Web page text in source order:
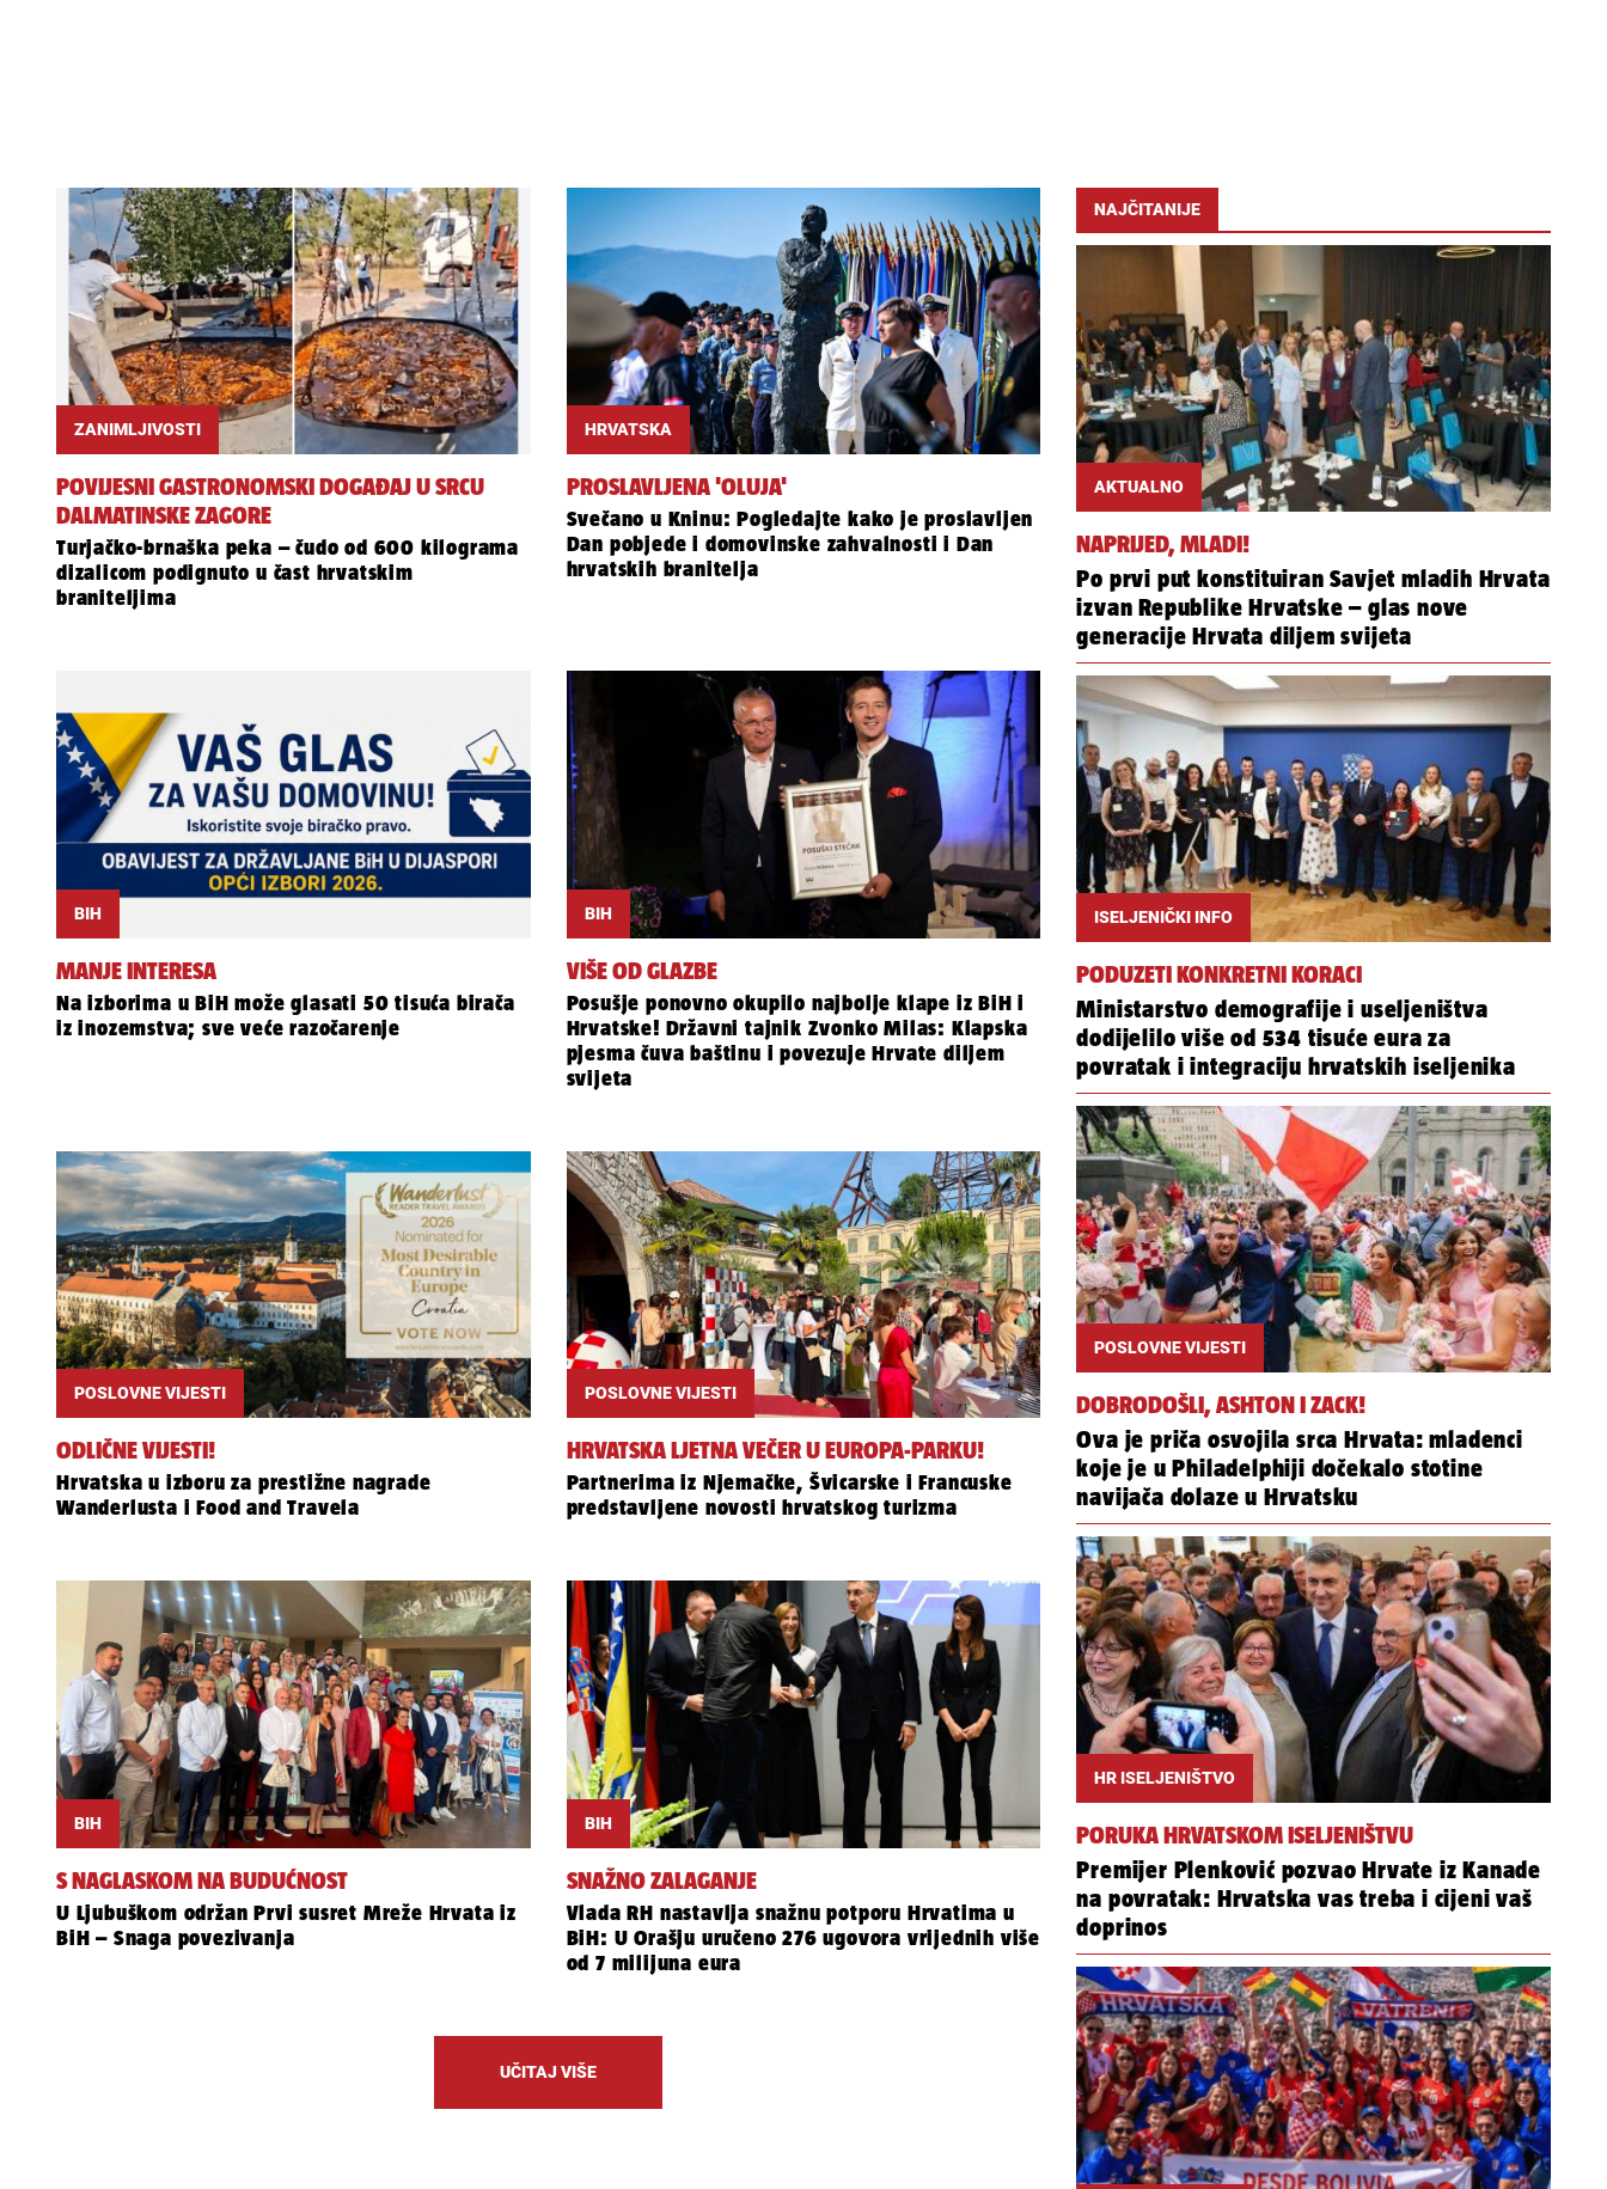
ZANIMLJIVOSTI
POVIJESNI GASTRONOMSKI DOGAĐAJ U SRCU
DALMATINSKE ZAGORE
Turjačko-brnaška peka – čudo od 600 kilograma
dizalicom podignuto u čast hrvatskim
braniteljima
HRVATSKA
PROSLAVLJENA 'OLUJA'
Svečano u Kninu: Pogledajte kako je proslavljen
Dan pobjede i domovinske zahvalnosti i Dan
hrvatskih branitelja
BIH
MANJE INTERESA
Na izborima u BiH može glasati 50 tisuća birača
iz inozemstva; sve veće razočarenje
BIH
VIŠE OD GLAZBE
Posušje ponovno okupilo najbolje klape iz BiH i
Hrvatske! Državni tajnik Zvonko Milas: Klapska
pjesma čuva baštinu i povezuje Hrvate diljem
svijeta
POSLOVNE VIJESTI
ODLIČNE VIJESTI!
Hrvatska u izboru za prestižne nagrade
Wanderlusta i Food and Travela
POSLOVNE VIJESTI
HRVATSKA LJETNA VEČER U EUROPA-PARKU!
Partnerima iz Njemačke, Švicarske i Francuske
predstavljene novosti hrvatskog turizma
BIH
S NAGLASKOM NA BUDUĆNOST
U Ljubuškom održan Prvi susret Mreže Hrvata iz
BiH – Snaga povezivanja
BIH
SNAŽNO ZALAGANJE
Vlada RH nastavlja snažnu potporu Hrvatima u
BiH: U Orašju uručeno 276 ugovora vrijednih više
od 7 milijuna eura
UČITAJ VIŠE
NAJČITANIJE
AKTUALNO
NAPRIJED, MLADI!
Po prvi put konstituiran Savjet mladih Hrvata
izvan Republike Hrvatske – glas nove
generacije Hrvata diljem svijeta
ISELJENIČKI INFO
PODUZETI KONKRETNI KORACI
Ministarstvo demografije i useljeništva
dodijelilo više od 534 tisuće eura za
povratak i integraciju hrvatskih iseljenika
POSLOVNE VIJESTI
DOBRODOŠLI, ASHTON I ZACK!
Ova je priča osvojila srca Hrvata: mladenci
koje je u Philadelphiji dočekalo stotine
navijača dolaze u Hrvatsku
HR ISELJENIŠTVO
PORUKA HRVATSKOM ISELJENIŠTVU
Premijer Plenković pozvao Hrvate iz Kanade
na povratak: Hrvatska vas treba i cijeni vaš
doprinos